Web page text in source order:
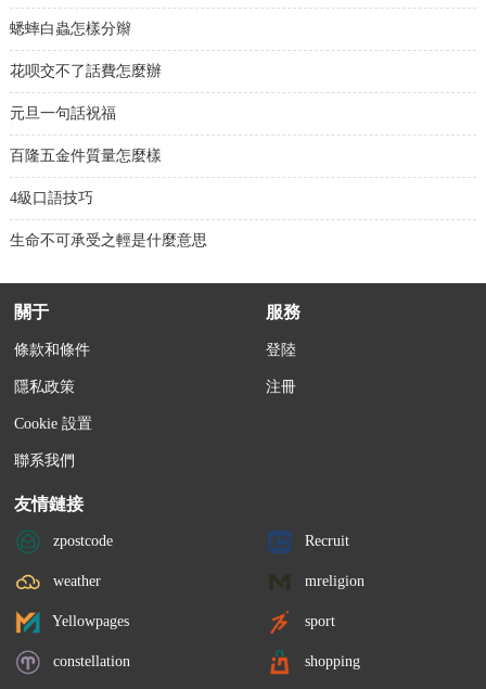
蟋蟀白蟲怎樣分辮
花呗交不了話費怎麼辦
元旦一句話祝福
百隆五金件質量怎麼樣
4級口語技巧
生命不可承受之輕是什麼意思
關于
條款和條件
隱私政策
Cookie 設置
聯系我們
服務
登陸
注冊
友情鏈接
zpostcode Recruit
weather mreligion
Yellowpages sport
constellation shopping